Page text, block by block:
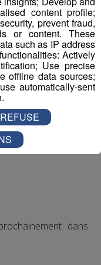
dans
content profile;
prevent fraud,
or content. These
such as IP address
Actively
Use precise
offline data sources;
automatically-sent